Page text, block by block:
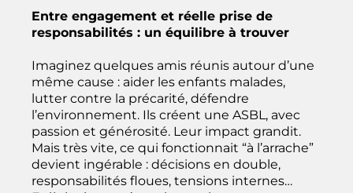
Entre engagement et réelle prise de
responsabilités : un équilibre à trouver
Imaginez quelques amis réunis autour d’une
même cause : aider les enfants malades,
lutter contre la précarité, défendre
l’environnement. Ils créent une ASBL, avec
passion et générosité. Leur impact grandit.
Mais très vite, ce qui fonctionnait “à l’arrache”
devient ingérable : décisions en double,
responsabilités floues, tensions internes…